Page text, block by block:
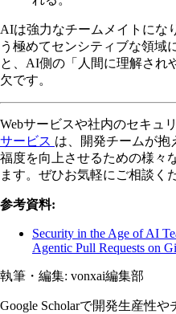
AIは強力なチームメイトにな
う極めてセンシティブな領域
と、AI側の「人間に理解され
欠です。
Webサービスや社内のセキュ
サービス は、開発チームが抱
福度を向上させるための様々
ます。ぜひお気軽にご相談く
参考資料:
Security in the Age of AI
Agentic Pull Requests on
執筆・編集: vonxai編集部
Google Scholarで開発生産性